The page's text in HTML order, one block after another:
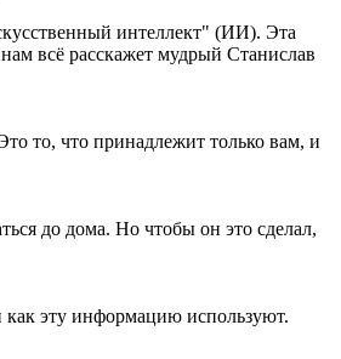
интеллект" (ИИ). Эта
всё расскажет мудрый Станислав
то, что принадлежит только вам, и
до дома. Но чтобы он это сделал,
как эту информацию используют.